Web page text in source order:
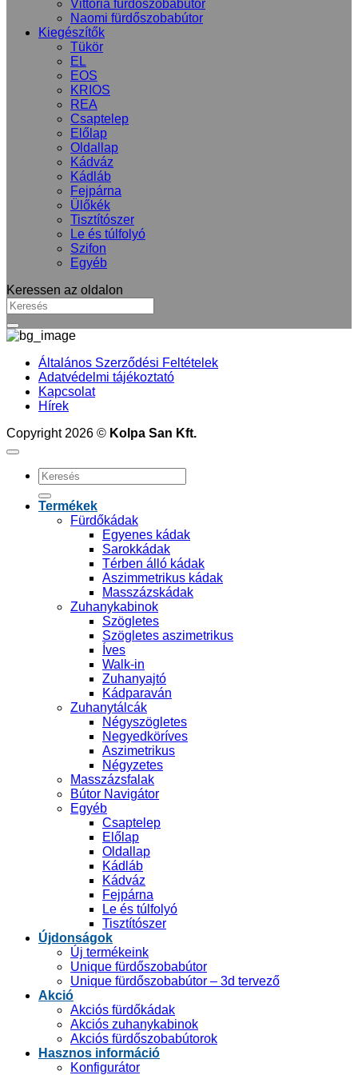
Vittoria fürdőszobabútor
Naomi fürdőszobabútor
Kiegészítők
Tükör
EL
EOS
KRIOS
REA
Csaptelep
Előlap
Oldallap
Kádváz
Kádláb
Fejpárna
Ülőkék
Tisztítószer
Le és túlfolyó
Szifon
Egyéb
Keressen az oldalon
Általános Szerződési Feltételek
Adatvédelmi tájékoztató
Kapcsolat
Hírek
Copyright 2026 © Kolpa San Kft.
Keresés
a
következőre:
Termékek
Fürdőkádak
Egyenes kádak
Sarokkádak
Térben álló kádak
Aszimmetrikus kádak
Masszázskádak
Zuhanykabinok
Szögletes
Szögletes aszimetrikus
Íves
Walk-in
Zuhanyajtó
Kádparaván
Zuhanytálcák
Négyszögletes
Negyedköríves
Aszimetrikus
Négyzetes
Masszázsfalak
Bútor Navigátor
Egyéb
Csaptelep
Előlap
Oldallap
Kádláb
Kádváz
Fejpárna
Le és túlfolyó
Tisztítószer
Újdonságok
Új termékeink
Unique fürdőszobabútor
Unique fürdőszobabútor – 3d tervező
Akció
Akciós fürdőkádak
Akciós zuhanykabinok
Akciós fürdőszobabútorok
Hasznos információ
Konfigurátor